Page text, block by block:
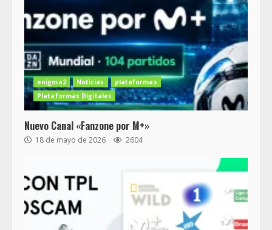
enigma2 Noticias
plataformas
Plataformas Digitales
Nuevo Canal «Fanzone por M+»
18 de mayo de 2026 2604